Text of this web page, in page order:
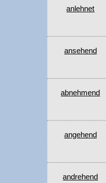
anlehnet
ansehend
abnehmend
angehend
andrehend